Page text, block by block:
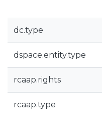
dc.type
dspace.entity.type
rcaap.rights
rcaap.type